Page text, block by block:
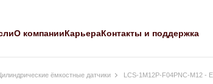
О компанииКарьераКонтакты и поддержка
ёмкостные датчики LCS-1M12P-F04PNC-M12 -